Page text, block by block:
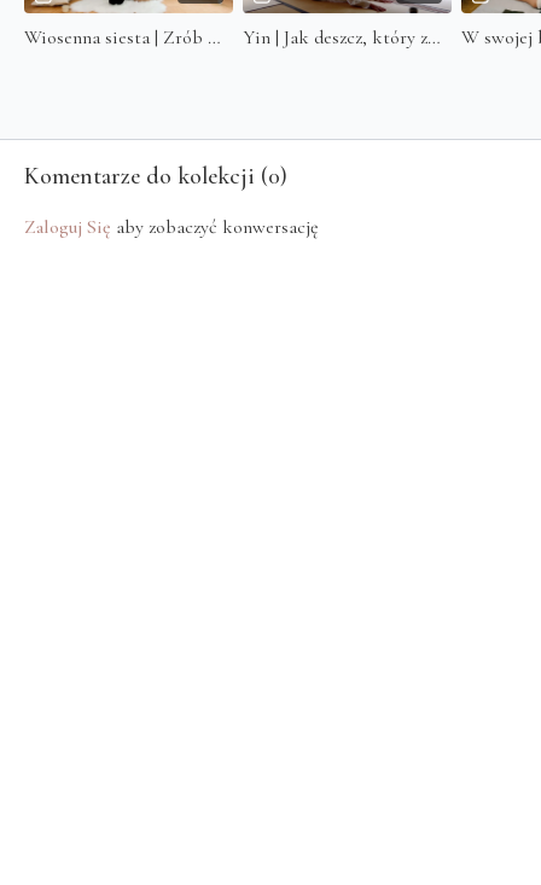
Wiosenna siesta | Zrób miejsce na świeżą energię Yin | Jak deszcz, który zmywa kurz
Komentarze do kolekcji (0)
Zaloguj Się aby zobaczyć konwersację